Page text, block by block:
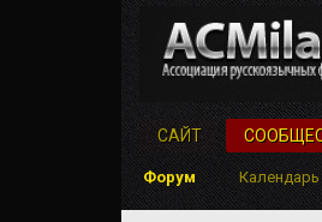
САЙТ
Форум Календарь